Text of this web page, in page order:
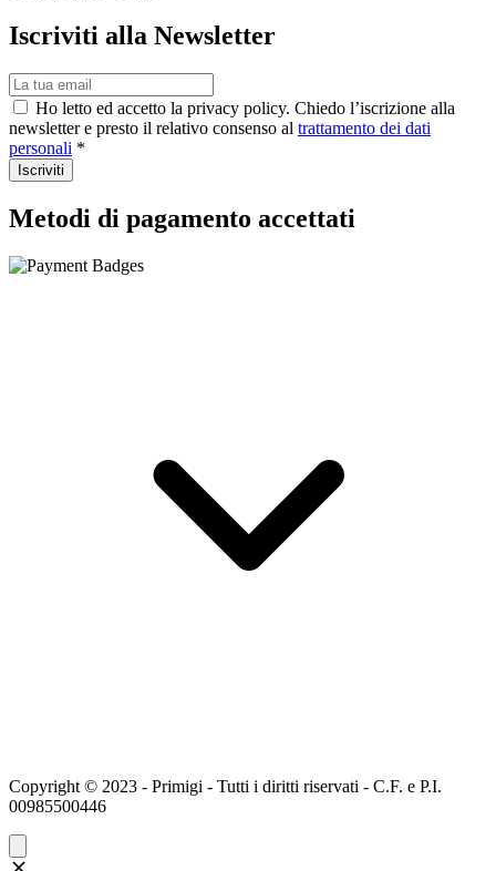
Iscriviti alla Newsletter
Ho letto ed accetto la privacy policy. Chiedo l’iscrizione alla
newsletter e presto il relativo consenso al trattamento dei dati
personali *
Iscriviti
Metodi di pagamento accettati
Copyright © 2023 - Primigi - Tutti i diritti riservati - C.F. e P.I.
00985500446